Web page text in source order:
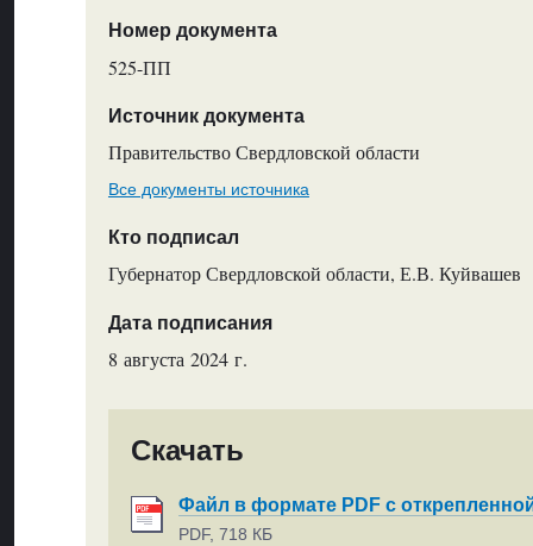
Номер документа
525-ПП
Источник документа
Правительство Свердловской области
Все документы источника
Кто подписал
Губернатор Свердловской области, Е.В. Куйвашев
Дата подписания
8 августа 2024 г.
Скачать
Файл в формате PDF с
PDF, 718 КБ